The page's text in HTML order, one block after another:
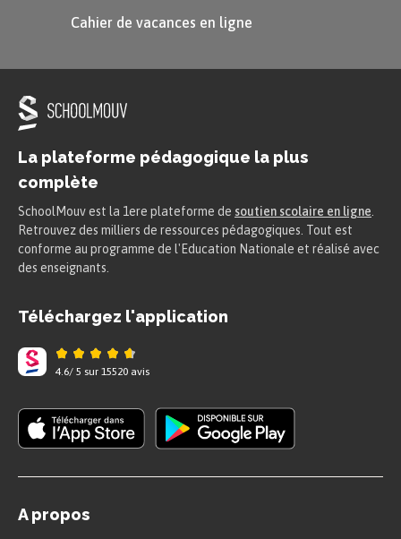
envoyé.
Distinguons maintenant deux cas.
$\blue 1$
Il opère la somme de parité : $1+1+0+1+1=4$, qui
est pair.
l’emplacement du bit de parité, il
Cahier de vacances en ligne
La plateforme pédagogique la plus
complète
SchoolMouv est la 1ere plateforme de soutien scolaire en ligne
Retrouvez des milliers de ressources pédagogiques. Tout est
conforme au programme de l'Education Nationale et réalisé avec
des enseignants.
Téléchargez l'application
4.6/ 5 sur 15520 avis
A propos